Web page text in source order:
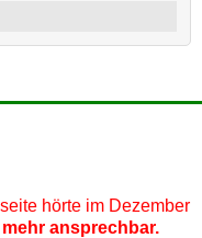
hörte im Dezember
ansprechbar.